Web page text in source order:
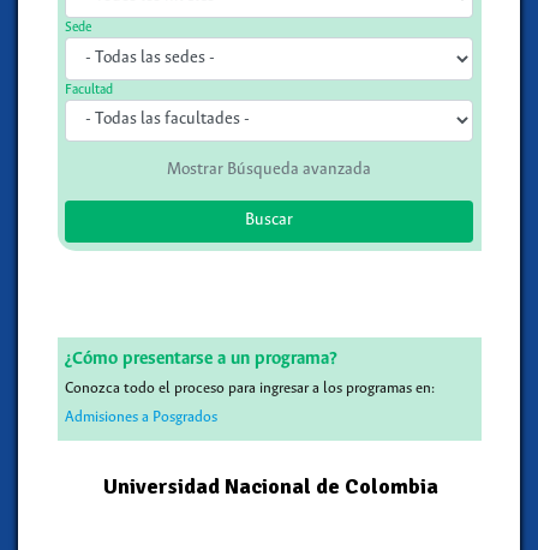
Sede
Facultad
Mostrar Búsqueda avanzada
Buscar
¿Cómo presentarse a un programa?
Conozca todo el proceso para ingresar a los programas en:
Admisiones a Posgrados
Universidad Nacional de Colombia